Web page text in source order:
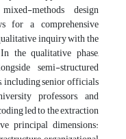
methods design
for a comprehensive
inquiry with the
the qualitative phase,
semi-structured
including senior officials
professors, and
led to the extraction
principal dimensions: